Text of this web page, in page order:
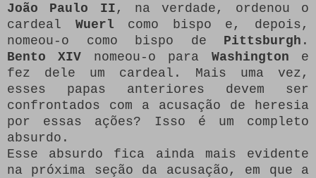
João Paulo II , na verdade, ordenou o
cardeal Wuerl como bispo e, depois,
nomeou-o como bispo de Pittsburgh .
Bento XIV nomeou-o para Washington e
fez dele um cardeal. Mais uma vez,
esses papas anteriores devem ser
confrontados com a acusação de heresia
por essas ações? Isso é um completo
absurdo.
Esse absurdo fica ainda mais evidente
na próxima seção da acusação, em que a